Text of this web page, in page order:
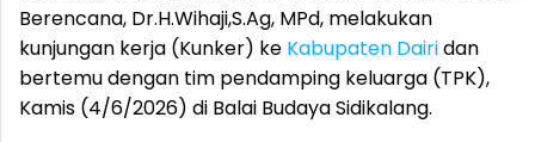
Berencana, Dr.H.Wihaji,S.Ag, MPd, melakukan
kunjungan kerja (Kunker) ke Kabupaten Dairidan
bertemu dengan tim pendamping keluarga (TPK),
Kamis (4/6/2026) di Balai Budaya Sidikalang.